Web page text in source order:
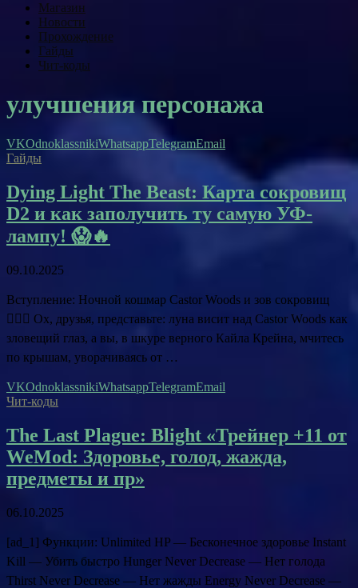
Магазин
Новости
Прохождение
Гайды
Чит-коды
улучшения персонажа
VKOdnoklassnikiWhatsappTelegramEmail
Гайды
Dying Light The Beast: Карта сокровищ
D2 и как заполучить ту самую УФ-
лампу! 😱🔥
09.10.2025
Вступление: Ночной кошмар Castor Woods и зов сокровищ
🧟‍♂️✨ Ох, друзья, представьте: луна висит над Castor Woods как
зловещий глаз, а вы, в шкуре верного Кайла Крейна, мчитесь
по крышам, уворачиваясь от …
VKOdnoklassnikiWhatsappTelegramEmail
Чит-коды
The Last Plague: Blight «Трейнер +11 от
WeMod: Здоровье, голод, жажда,
предметы и пр»
06.10.2025
[ad_1] Функции: Unlimited HP — Бесконечное здоровье Instant
Kill — Убить быстро Hunger Never Decrease — Нет голода
Thirst Never Decrease — Нет жажды Energy Never Decrease —